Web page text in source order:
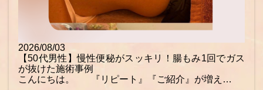
2026/08/03
【50代男性】慢性便秘がスッキリ！腸もみ1回でガス
が抜けた施術事例
こんにちは。 『リピート』『ご紹介』が増え…